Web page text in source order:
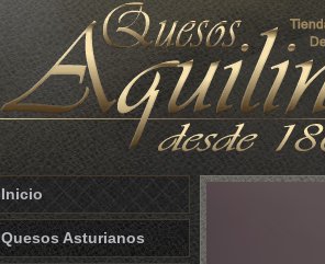
Inicio
Quesos Asturianos